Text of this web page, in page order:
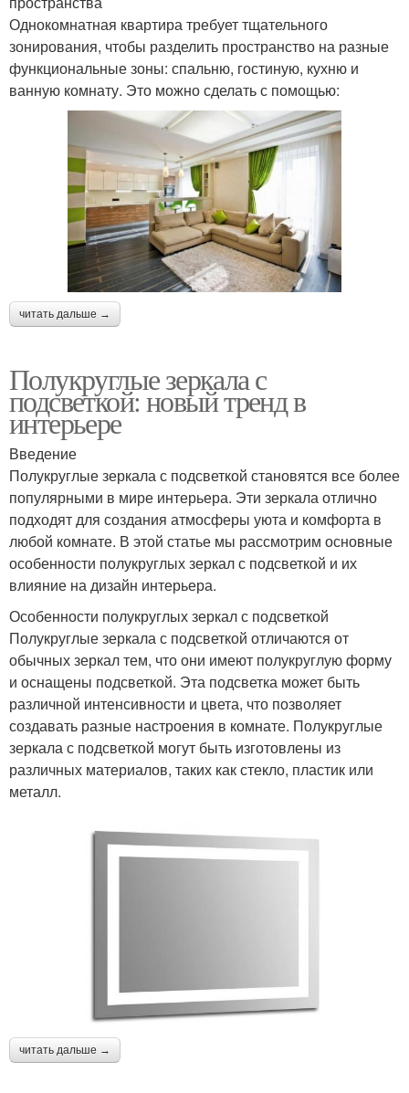
Однокомнатная квартира требует тщательного
зонирования, чтобы разделить пространство на разные
функциональные зоны: спальню, гостиную, кухню и
ванную комнату. Это можно сделать с помощью:
читать дальше →
Полукруглые зеркала с
подсветкой: новый тренд в
интерьере
Введение
Полукруглые зеркала с подсветкой становятся все более
популярными в мире интерьера. Эти зеркала отлично
подходят для создания атмосферы уюта и комфорта в
любой комнате. В этой статье мы рассмотрим основные
особенности полукруглых зеркал с подсветкой и их
влияние на дизайн интерьера.
Особенности полукруглых зеркал с подсветкой
Полукруглые зеркала с подсветкой отличаются от
обычных зеркал тем, что они имеют полукруглую форму
и оснащены подсветкой. Эта подсветка может быть
различной интенсивности и цвета, что позволяет
создавать разные настроения в комнате. Полукруглые
зеркала с подсветкой могут быть изготовлены из
различных материалов, таких как стекло, пластик или
металл.
читать дальше →